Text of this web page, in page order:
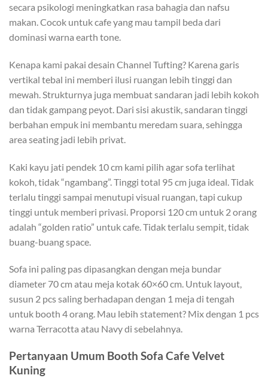
secara psikologi meningkatkan rasa bahagia dan nafsu
makan. Cocok untuk cafe yang mau tampil beda dari
dominasi warna earth tone.
Kenapa kami pakai desain Channel Tufting? Karena garis
vertikal tebal ini memberi ilusi ruangan lebih tinggi dan
mewah. Strukturnya juga membuat sandaran jadi lebih kokoh
dan tidak gampang peyot. Dari sisi akustik, sandaran tinggi
berbahan empuk ini membantu meredam suara, sehingga
area seating jadi lebih privat.
Kaki kayu jati pendek 10 cm kami pilih agar sofa terlihat
kokoh, tidak “ngambang”. Tinggi total 95 cm juga ideal. Tidak
terlalu tinggi sampai menutupi visual ruangan, tapi cukup
tinggi untuk memberi privasi. Proporsi 120 cm untuk 2 orang
adalah “golden ratio” untuk cafe. Tidak terlalu sempit, tidak
buang-buang space.
Sofa ini paling pas dipasangkan dengan meja bundar
diameter 70 cm atau meja kotak 60×60 cm. Untuk layout,
susun 2 pcs saling berhadapan dengan 1 meja di tengah
untuk booth 4 orang. Mau lebih statement? Mix dengan 1 pcs
warna Terracotta atau Navy di sebelahnya.
Pertanyaan Umum Booth Sofa Cafe Velvet
Kuning